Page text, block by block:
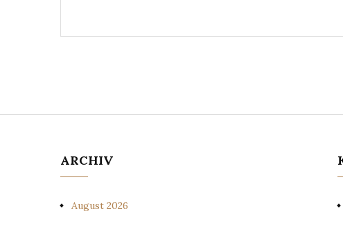
ARCHIV
August 2026